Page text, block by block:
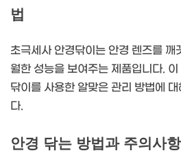
법
초극세사 안경닦이는 안경 렌즈를 깨
월한 성능을 보여주는 제품입니다.
닦이를 사용한 알맞은 관리 방법에
다.
안경 닦는 방법과 주의사항